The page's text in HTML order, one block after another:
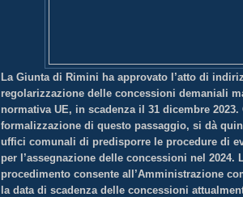
La Giunta di Rimini ha approvato l’atto di
regolarizzazione delle concessioni demaniali
normativa UE, in scadenza il 31 dicembre 2023.
formalizzazione di questo passaggio, si dà
uffici comunali di predisporre le procedure di
per l’assegnazione delle concessioni nel 2024.
procedimento consente all’Amministrazione
la data di scadenza delle concessioni